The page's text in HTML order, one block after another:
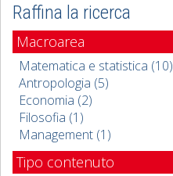
Raffina la ricerca
Macroarea
Matematica e statistica (10)
Antropologia (5)
Economia (2)
Filosofia (1)
Management (1)
Tipo contenuto